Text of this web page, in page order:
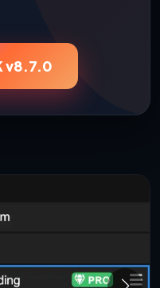
v8.7.0